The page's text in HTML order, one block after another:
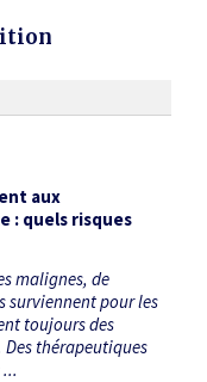
aux
: quels risques
malignes, de
surviennent pour les
toujours des
thérapeutiques